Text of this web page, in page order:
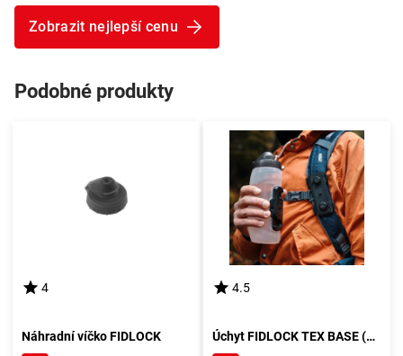
Zobrazit nejlepší cenu
Podobné produkty
4
Náhradní víčko FIDLOCK
4.5
Úchyt FIDLOCK TEX BASE (batoh)